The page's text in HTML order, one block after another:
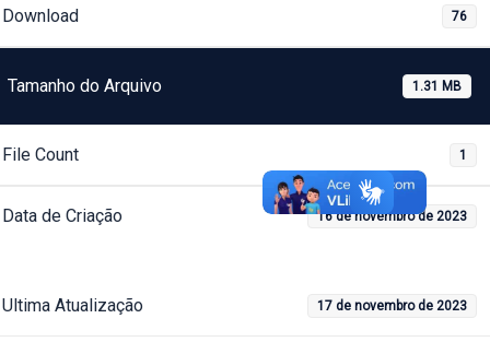
Download 76
Tamanho do Arquivo 1.31 MB
File Count 1
Data de Criação 16 de novembro de 2023
Ultima Atualização 17 de novembro de 2023